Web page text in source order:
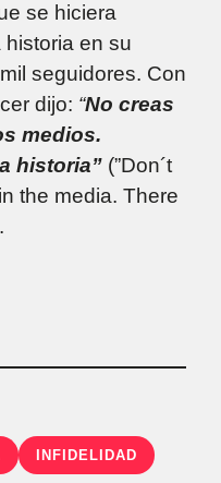
se hiciera
en su
seguidores. Con
dijo: “No creas
medios.
historia” (”Don´t
the media. There
INFIDELIDAD